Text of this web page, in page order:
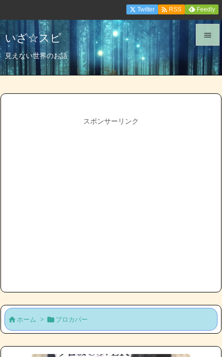
いざ☆スピ
見えない世界のお話


メニュ
サイド
Twitter  RSS Feedly
スポンサーリンク
ホーム > プロカバー